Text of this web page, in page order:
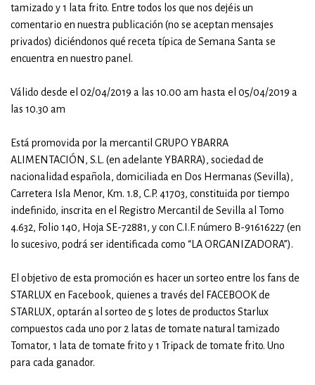
tamizado y 1 lata frito. Entre todos los que nos dejéis un
comentario en nuestra publicación (no se aceptan mensajes
privados) diciéndonos qué receta típica de Semana Santa se
encuentra en nuestro panel.
Válido desde el 02/04/2019 a las 10.00 am hasta el 05/04/2019 a
las 10.30 am
Está promovida por la mercantil GRUPO YBARRA
ALIMENTACIÓN, S.L. (en adelante YBARRA), sociedad de
nacionalidad española, domiciliada en Dos Hermanas (Sevilla),
Carretera Isla Menor, Km. 1.8, C.P. 41703, constituida por tiempo
indefinido, inscrita en el Registro Mercantil de Sevilla al Tomo
4.632, Folio 140, Hoja SE-72881, y con C.I.F. número B-91616227 (en
lo sucesivo, podrá ser identificada como “LA ORGANIZADORA”).
El objetivo de esta promoción es hacer un sorteo entre los fans de
STARLUX en Facebook, quienes a través del FACEBOOK de
STARLUX, optarán al sorteo de 5 lotes de productos Starlux
compuestos cada uno por 2 latas de tomate natural tamizado
Tomator, 1 lata de tomate frito y 1 Tripack de tomate frito. Uno
para cada ganador.